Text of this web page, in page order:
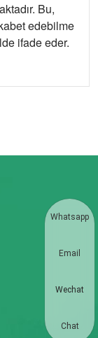
Bu,
edebilme
ifade eder.
Whatsapp
Email
Wechat
Chat